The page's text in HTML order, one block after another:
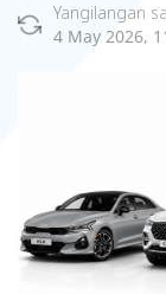
Yangilangan
4 May 2026,